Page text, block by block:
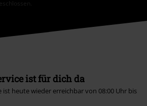
ist für dich da
ist heute wieder erreichbar von 08:00 Uhr bis